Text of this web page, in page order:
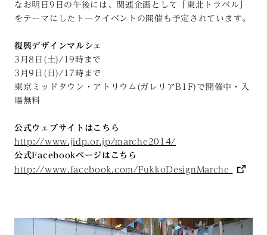
なお明日9日の午後には、関連企画として「東北トラベル」
をテーマにしたトークイベントの開催も予定されています。
復興デザインマルシェ
3月8日(土)/19時まで
3月9日(日)/17時まで
東京ミッドタウン・アトリウム(ガレリアB1F)で開催中・入
場無料
公式ウェブサイトはこちら
http://www.jidp.or.jp/marche2014/
公式Facebookページはこちら
http://www.facebook.com/FukkoDesignMarche